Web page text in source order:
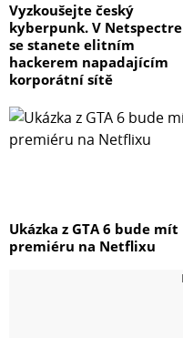
Vyzkoušejte český
kyberpunk. V Netspectre
se stanete elitním
hackerem napadajícím
korporátní sítě
Ukázka z GTA 6 bude mít
premiéru na Netflixu